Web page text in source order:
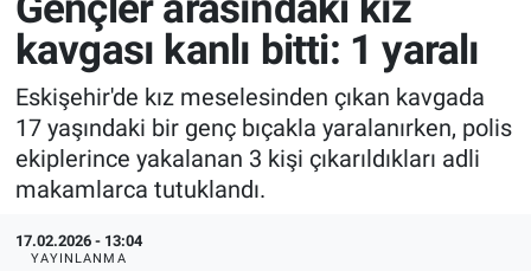
kavgası kanlı bitti: 1 yaralı
Eskişehir'de kız meselesinden çıkan kavgada
17 yaşındaki bir genç bıçakla yaralanırken, polis
ekiplerince yakalanan 3 kişi çıkarıldıkları adli
makamlarca tutuklandı.
17.02.2026 - 13:04
YAYINLANMA
YAZARLAR
GÜNDEM
SİYASET
TEKNOLOJİ
EKONOMİ
Eskişehir Trafik Yoğunluk Haritası
Süper Lig Puan Durumu ve Fikstür
Tüm Manşetler
Son Dakika Haberleri
Haber Arşivi